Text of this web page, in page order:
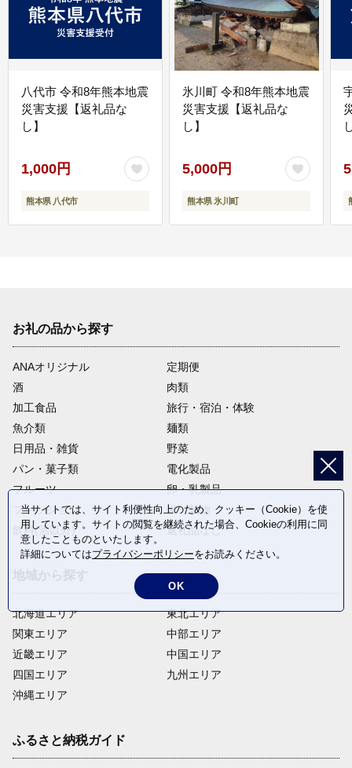
八代市 令和8年熊本地震
災害支援【返礼品な
し】
1,000円
熊本県 八代市
氷川町 令和8年熊本地震
災害支援【返礼品な
し】
5,000円
熊本県 氷川町
お礼の品から探す
ANAオリジナル
定期便
酒
肉類
加工食品
旅行・宿泊・体験
魚介類
麺類
日用品・雑貨
野菜
パン・菓子類
電化製品
フルーツ
卵・乳製品
ファッション
米・穀物
飲料(酒以外)
返礼品なし
北海道エリア
関東エリア
近畿エリア
四国エリア
沖縄エリア
東北エリア
中部エリア
中国エリア
九州エリア
ふるさと納税ガイド
当サイトでは、サイト利便性向上のため、クッキー（Cookie）を使
用しています。サイトの閲覧を継続された場合、Cookieの利用に同
意したことものといたします。
詳細についてはプライバシーポリシーをお読みください。
OK